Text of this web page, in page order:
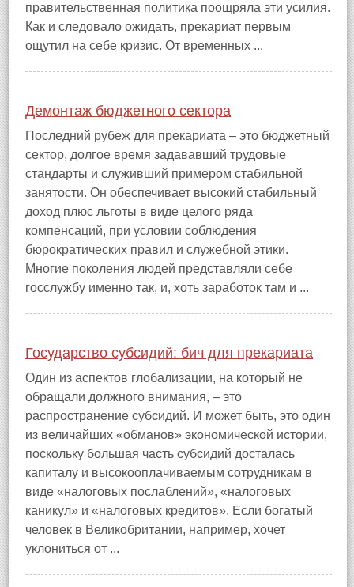
правительственная политика поощряла эти усилия.
Как и следовало ожидать, прекариат первым
ощутил на себе кризис. От временных ...
Демонтаж бюджетного сектора
Последний рубеж для прекариата – это бюджетный
сектор, долгое время задававший трудовые
стандарты и служивший примером стабильной
занятости. Он обеспечивает высокий стабильный
доход плюс льготы в виде целого ряда
компенсаций, при условии соблюдения
бюрократических правил и служебной этики.
Многие поколения людей представляли себе
госслужбу именно так, и, хоть заработок там и ...
Государство субсидий: бич для прекариата
Один из аспектов глобализации, на который не
обращали должного внимания, – это
распространение субсидий. И может быть, это один
из величайших «обманов» экономической истории,
поскольку большая часть субсидий досталась
капиталу и высокооплачиваемым сотрудникам в
виде «налоговых послаблений», «налоговых
каникул» и «налоговых кредитов». Если богатый
человек в Великобритании, например, хочет
уклониться от ...